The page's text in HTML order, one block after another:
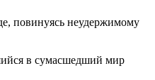
повинуясь неудержимому
в сумасшедший мир